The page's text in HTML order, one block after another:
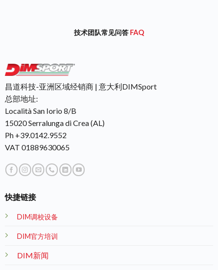
技术团队常见问答 FAQ
昌道科技-亚洲区域经销商 | 意大利DIMSport
总部地址:
Località San Iorio 8/B
15020 Serralunga di Crea (AL)
Ph +39.0142.9552
VAT 01889630065
快捷链接
DIM调校设备
DIM官方培训
DIM新闻